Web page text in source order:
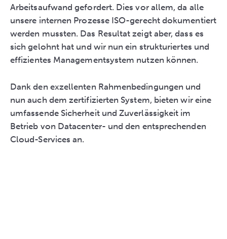
Arbeitsaufwand gefordert. Dies vor allem, da alle
unsere internen Prozesse ISO-gerecht dokumentiert
werden mussten. Das Resultat zeigt aber, dass es
sich gelohnt hat und wir nun ein strukturiertes und
effizientes Managementsystem nutzen können.
Dank den exzellenten Rahmenbedingungen und
nun auch dem zertifizierten System, bieten wir eine
umfassende Sicherheit und Zuverlässigkeit im
Betrieb von Datacenter- und den entsprechenden
Cloud-Services an.